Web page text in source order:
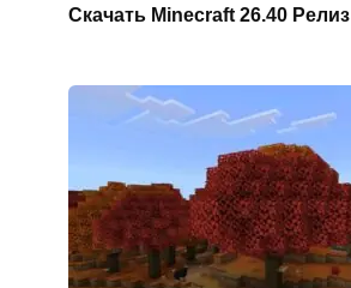
Скачать Minecraft 26.40 Релиз